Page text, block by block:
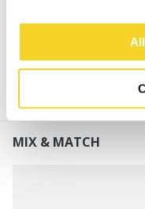
MIX & MATCH